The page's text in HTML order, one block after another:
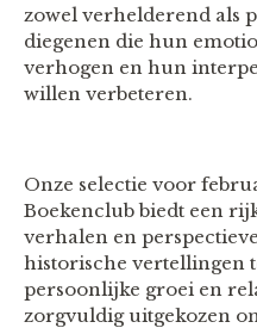
zowel verhelderend als
diegenen die hun
verhogen en hun
willen verbeteren.
Onze selectie voor
Boekenclub biedt een
verhalen en
historische vertellingen
persoonlijke groei en
zorgvuldig uitgekozen